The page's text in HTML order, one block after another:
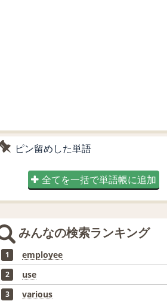
ピン留めした単語
全てを一括で単語帳に追加
みんなの検索ランキング
1 employee
2 use
3 various